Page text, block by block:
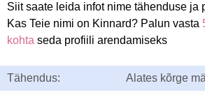
Siit saate leida infot nime tähenduse ja
Kas Teie nimi on Kinnard? Palun vasta
kohta seda profiili arendamiseks
Tähendus: Alates kõrge